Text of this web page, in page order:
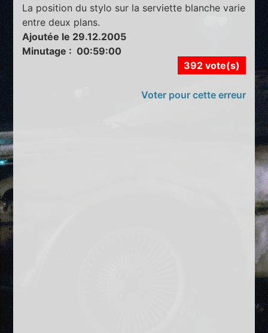
La position du stylo sur la serviette blanche varie
entre deux plans.
Ajoutée le 29.12.2005
Minutage : 00:59:00
392 vote(s)
Voter pour cette erreur